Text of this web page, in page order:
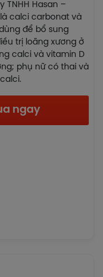
TNHH Hasan –
calci carbonat và
để bổ sung
trị loãng xương ở
calci và vitamin D
phụ nữ có thai và
ngay